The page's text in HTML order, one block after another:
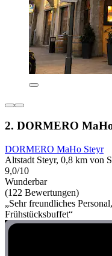
2. DORMERO
DORMERO MaHo Steyr
Altstadt Steyr, 0,8 km von
9,0/10
Wunderbar
(122 Bewertungen)
„Sehr freundliches
Frühstücksbuffet“